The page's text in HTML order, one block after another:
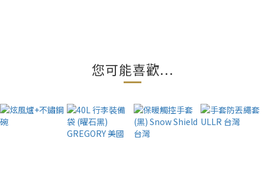
您可能喜歡...